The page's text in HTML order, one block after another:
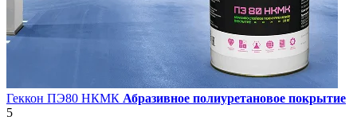
Геккон ПЭ80 НКМК Абразивное полиуретановое покрытие
5